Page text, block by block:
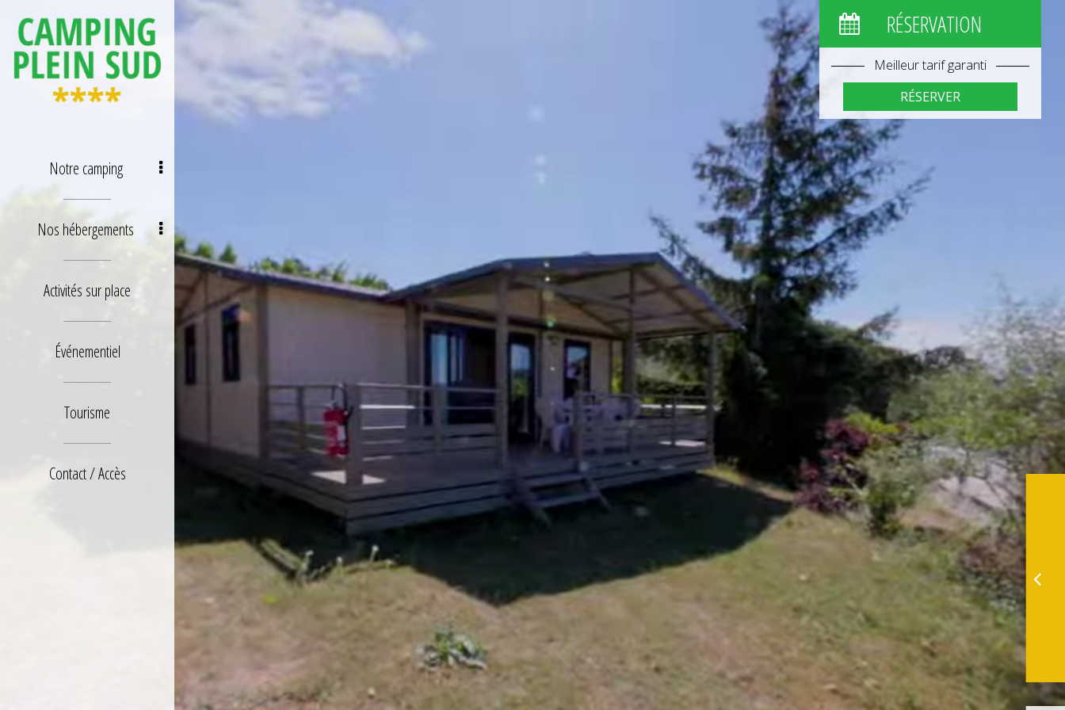
Notre camping
Nos hébergements
Activités sur place
Événementiel
Tourisme
Contact / Accès
RÉSERVATION
Meilleur tarif garanti
RÉSERVER